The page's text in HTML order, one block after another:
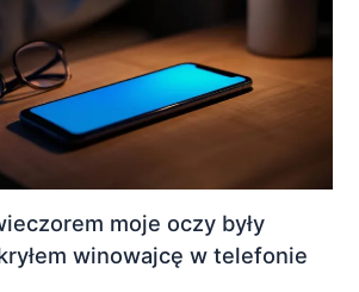
moje oczy były
winowajcę w telefonie